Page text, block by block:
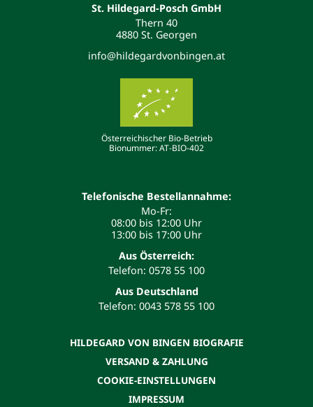
St. Hildegard-Posch GmbH
Thern 40
4880 St. Georgen
info@hildegardvonbingen.at
Österreichischer Bio-Betrieb
Bionummer: AT-BIO-402
Telefonische Bestellannahme:
Mo-Fr:
08:00 bis 12:00 Uhr
13:00 bis 17:00 Uhr
Aus Österreich:
Telefon: 0578 55 100
Aus Deutschland
Telefon: 0043 578 55 100
HILDEGARD VON BINGEN BIOGRAFIE
VERSAND & ZAHLUNG
COOKIE-EINSTELLUNGEN
IMPRESSUM